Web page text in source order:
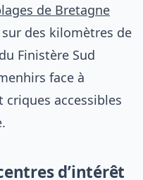
de Bretagne
des kilomètres de
Finistère Sud
face à
criques accessibles
d’intérêt